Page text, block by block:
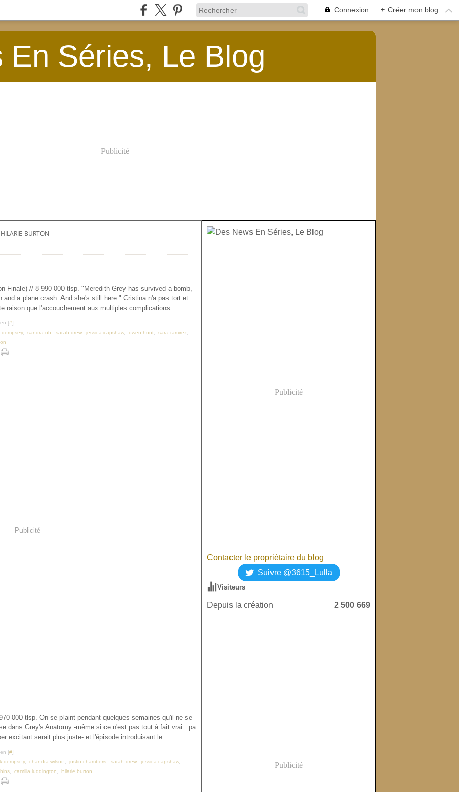
Connexion + Créer mon blog
En Séries, Le Blog
Publicité
HILARIE BURTON
Finale) // 8 990 000 tlsp. "Meredith Grey has survived a bomb,
and a plane crash. And she's still here." Cristina n'a pas tort et
raison que l'accouchement aux multiples complications...
[#]
dempsey, sandra oh sarah drew, jessica capshaw, owen hunt sara ramirez
Publicité
000 tlsp. On se plaint pendant quelques semaines qu'il ne se
dans Grey's Anatomy -même si ce n'est pas tout à fait vrai : pa
excitant serait plus juste- et l'épisode introduisant le...
[#]
dempsey, chandra wilson justin chambers sarah drew, jessica capshaw,
camilla luddington hilarie burton
Publicité
Contacter le propriétaire du blog
Suivre @3615_Lulla
Visiteurs
Depuis la création 2 500 669
Publicité